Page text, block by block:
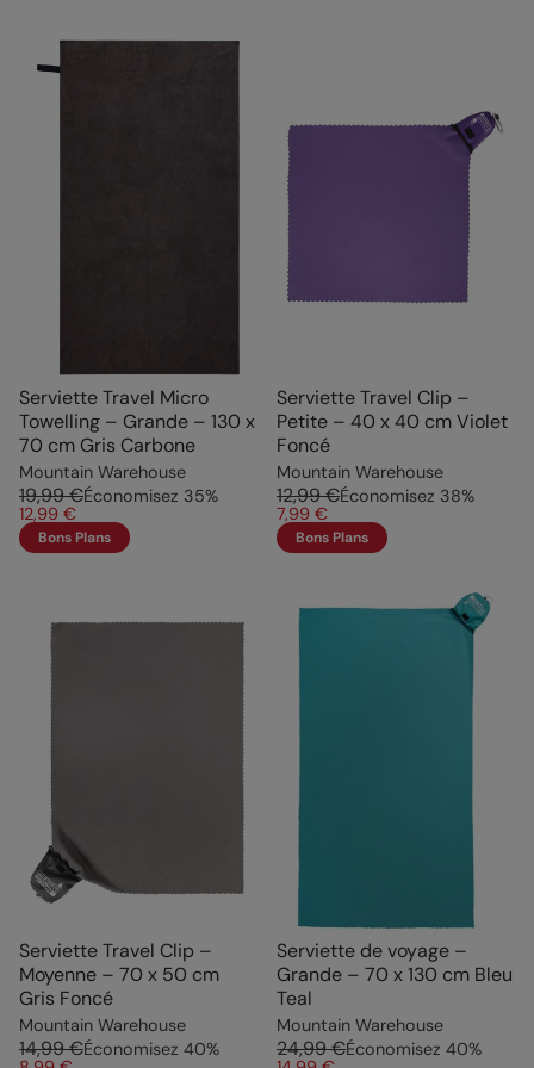
Serviette Travel Micro
Towelling – Grande – 130 x
70 cm Gris Carbone
Mountain Warehouse
19,99 €Économisez 35%
12,99 €
Bons Plans
Serviette Travel Clip –
Petite – 40 x 40 cm Violet
Foncé
Mountain Warehouse
12,99 €Économisez 38%
7,99 €
Bons Plans
Serviette Travel Clip –
Moyenne – 70 x 50 cm
Gris Foncé
Mountain Warehouse
14,99 €Économisez 40%
Serviette de voyage –
Grande – 70 x 130 cm Bleu
Teal
Mountain Warehouse
24,99 €Économisez 40%